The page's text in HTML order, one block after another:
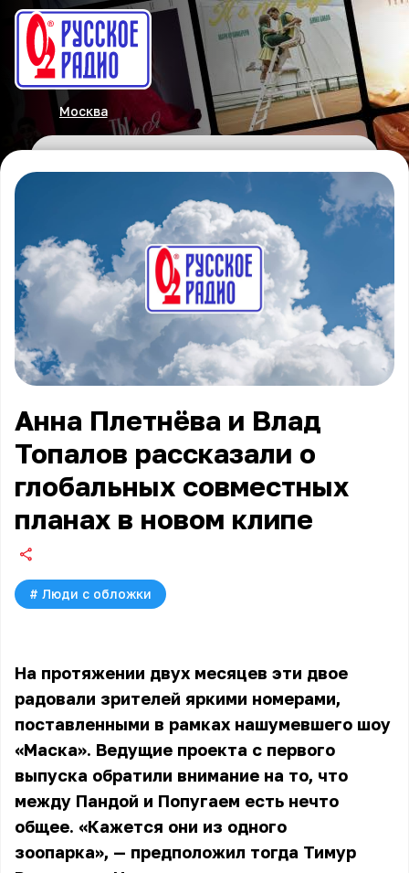
Москва
Анна Плетнёва и Влад
Топалов рассказали о
глобальных совместных
планах в новом клипе
# Люди с обложки
На протяжении двух месяцев эти двое
радовали зрителей яркими номерами,
поставленными в рамках нашумевшего шоу
«Маска». Ведущие проекта с первого
выпуска обратили внимание на то, что
между Пандой и Попугаем есть нечто
общее. «Кажется они из одного
зоопарка», — предположил тогда Тимур